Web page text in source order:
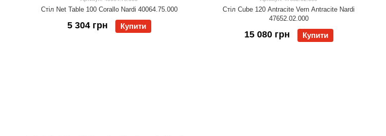
Стіл Net Table 100 Corallo Nardi 40064.75.000
5 304 грн Купити
Стіл Cube 120 Antracite Vern Antracite Nardi
47652.02.000
15 080 грн Купити